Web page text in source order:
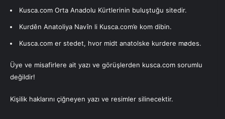
son günlerde internet sevdasinin
bu kadar onlarda nüksetmesinede
bir anlam veremiyorum.Ben bu
konularda yaslilarla is birligi yapan
gencligide kiniyorum.Sunu iyi
biliyorum ki Kusca ve civar
Kusca.com Orta Anadolu Kürtlerinin buluştuğu sitedir.
Kurdên Anatoliya Navîn li Kusca.com’e kom dibin.
Kusca.com er stedet, hvor midt anatolske kurdere mødes.
Üye ve misafirlere ait yazı ve görüşlerden kusca.com sorumlu
değildir!
Kişilik haklarını çiğneyen yazı ve resimler silinecektir.